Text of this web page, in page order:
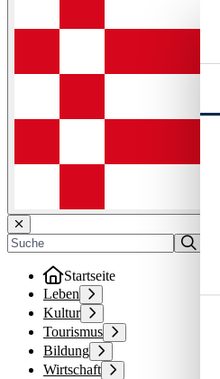
Startseite
Leben
Kultur
Tourismus
Bildung
Wirtschaft